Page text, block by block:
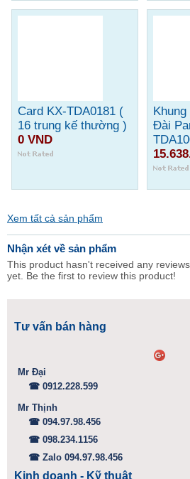
Card KX-TDA0181 (
16 trung kế thường )
0 VND
Đài
Xem tất cả sản phẩm
Nhận xét về sản phẩm
This product hasn't received any reviews
yet. Be the first to review this product!
Tư vấn bán hàng
Mr Đại
☎ 0912.228.599
Mr Thịnh
☎ 094.97.98.456
☎ 098.234.1156
☎ Zalo 094.97.98.456
Kinh doanh - Kỹ thuật